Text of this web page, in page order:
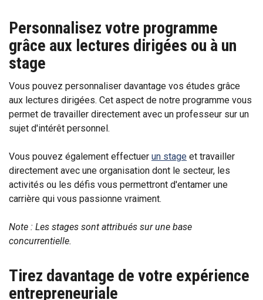
Personnalisez votre programme
grâce aux lectures dirigées ou à un
stage
Vous pouvez personnaliser davantage vos études grâce
aux lectures dirigées. Cet aspect de notre programme vous
permet de travailler directement avec un professeur sur un
sujet d'intérêt personnel.
Vous pouvez également effectuer un stage et travailler
directement avec une organisation dont le secteur, les
activités ou les défis vous permettront d'entamer une
carrière qui vous passionne vraiment.
Note : Les stages sont attribués sur une base
concurrentielle.
Tirez davantage de votre expérience
entrepreneuriale